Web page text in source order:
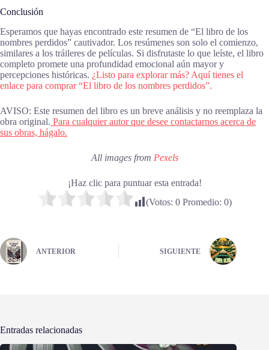
Conclusión
Esperamos que hayas encontrado este resumen de “El libro de los
nombres perdidos” cautivador. Los resúmenes son solo el comienzo,
similares a los tráileres de películas. Si disfrutaste lo que leíste, el libro
completo promete una profundidad emocional aún mayor y
percepciones históricas. ¿Listo para explorar más? Aquí tienes el
enlace para comprar “El libro de los nombres perdidos”.
AVISO: Este resumen del libro es un breve análisis y no reemplaza la
obra original. Para cualquier autor que desee contactarnos acerca de
sus obras, hágalo.
All images from Pexels
¡Haz clic para puntuar esta entrada!
(Votos: 0Promedio: 0)
ANTERIOR SIGUIENTE
Entradas relacionadas